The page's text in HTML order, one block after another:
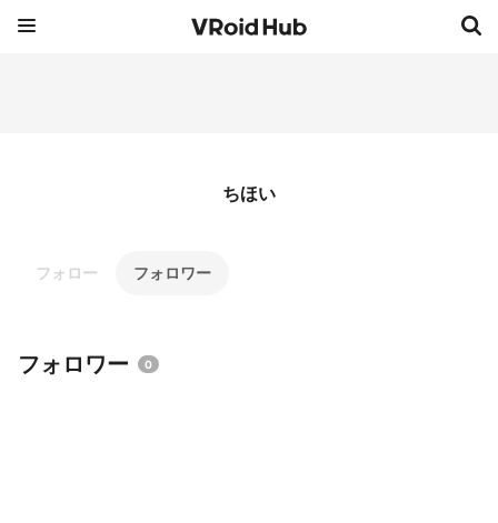
ちほい
フォロー フォロワー
フォロワー 0